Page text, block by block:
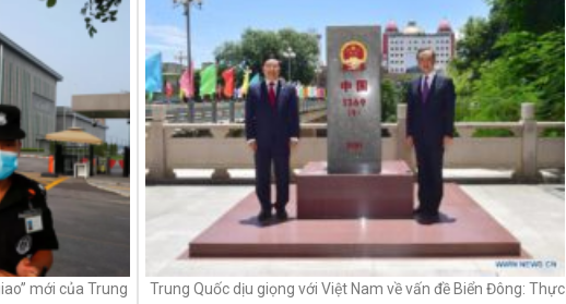
mới của Trung
Trung Quốc dịu giọng với Việt Nam về vấn đề Biển Đông: Thực